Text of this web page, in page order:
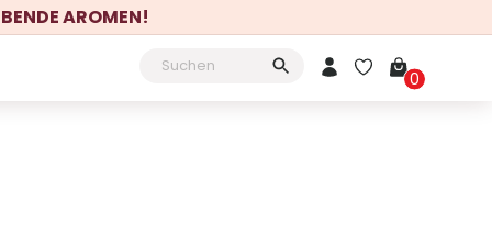
AROMEN!
Mein Konto
0